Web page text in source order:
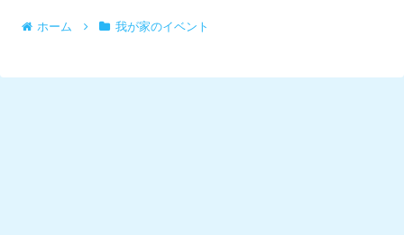
ホーム 我が家のイベント